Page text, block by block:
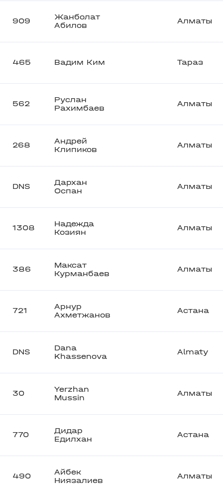
909
Жанболат
Абилов
Алматы
465 Вадим Ким Тараз
562
Руслан
Рахимбаев
Алматы
268
Андрей
Клипиков
Алматы
DNS
Дархан
Оспан
Алматы
1308
Надежда
Козиян
Алматы
386
Максат
Курманбаев
Алматы
721
Арнур
Ахметжанов
Астана
DNS
Dana
Khassenova
Almaty
30
Yerzhan
Mussin
Алматы
770
Дидар
Едилхан
Астана
490
Айбек
Ниязалиев
Алматы